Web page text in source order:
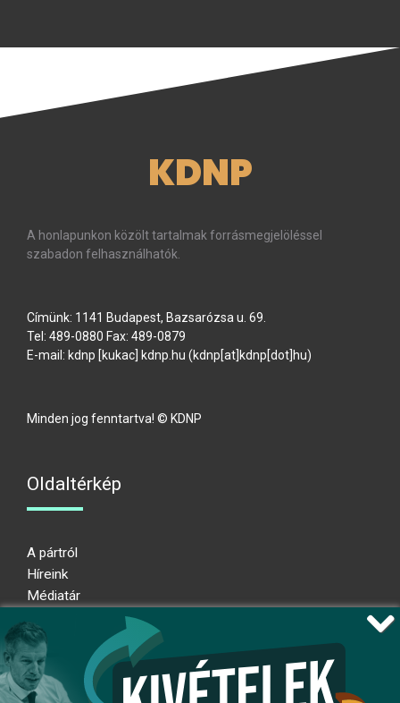
KDNP
A honlapunkon közölt tartalmak forrásmegjelöléssel
szabadon felhasználhatók.
Címünk: 1141 Budapest, Bazsarózsa u. 69.
Tel: 489-0880 Fax: 489-0879
E-mail: kdnp [kukac] kdnp hu (kdnp[at]kdnp[dot]hu)
Minden jog fenntartva! © KDNP
Oldaltérkép
A pártról
Híreink
Médiatár
Adatkezelési nyilatkozat
Átláthatósági nyilatkozat
Ugrás az oldal tetejére